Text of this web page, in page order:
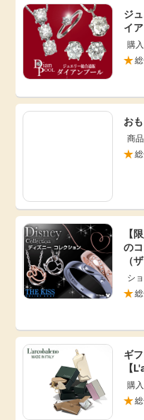
モニター
ポイ活お得情報
お友達紹介
特集一覧
GMOポイ活の使い方
美容・健康
月額有料サービ
銀行・金融・投
家計の固定費
ジ
イ
購入
お
商
【
の
（
シ
ギ
【
購入